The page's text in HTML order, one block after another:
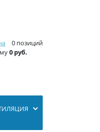
0 позиций
0 руб.